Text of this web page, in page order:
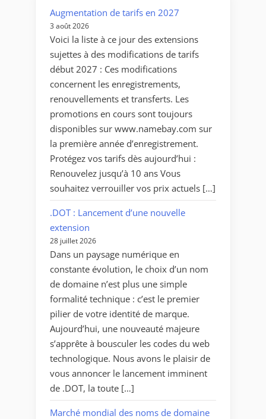
nouvelles
orientations
stratégiques
pour
les
années
à
venir »
Augmentation de tarifs en 2027
3 août 2026
Voici la liste à ce jour des extensions
sujettes à des modifications de tarifs
début 2027 : Ces modifications
concernent les enregistrements,
renouvellements et transferts. Les
promotions en cours sont toujours
disponibles sur www.namebay.com sur
la première année d’enregistrement.
Protégez vos tarifs dès aujourd’hui :
Renouvelez jusqu’à 10 ans Vous
souhaitez verrouiller vos prix actuels […]
.DOT : Lancement d’une nouvelle
extension
28 juillet 2026
Dans un paysage numérique en
constante évolution, le choix d’un nom
de domaine n’est plus une simple
formalité technique : c’est le premier
pilier de votre identité de marque.
Aujourd’hui, une nouveauté majeure
s’apprête à bousculer les codes du web
technologique. Nous avons le plaisir de
vous annoncer le lancement imminent
de .DOT, la toute […]
Marché mondial des noms de domaine